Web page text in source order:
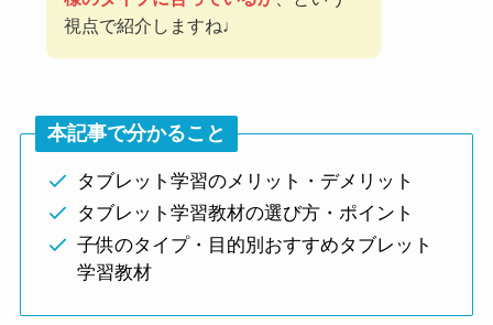
視点で紹介しますね♩
本記事で分かること
タブレット学習のメリット・デメリット
タブレット学習教材の選び方・ポイント
子供のタイプ・目的別おすすめタブレット
学習教材